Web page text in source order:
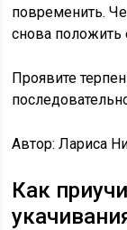
повременить.
снова положить
Проявите
Автор: Лариса
Как